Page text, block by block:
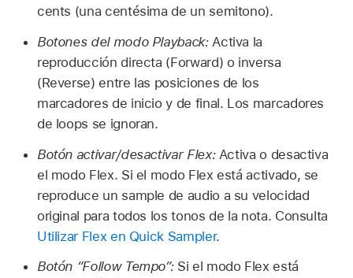
cents (una centésima de un semitono).
Botones del modo Playback:Activa la
reproducción directa (Forward) o inversa
(Reverse) entre las posiciones de los
marcadores de inicio y de final. Los marcadores
de loops se ignoran.
Botón activar/desactivar Flex:Activa o desactiva
el modo Flex. Si el modo Flex está activado, se
reproduce un sample de audio a su velocidad
original para todos los tonos de la nota. Consulta
Utilizar Flex en Quick Sampler.
Botón “Follow Tempo”:Si el modo Flex está